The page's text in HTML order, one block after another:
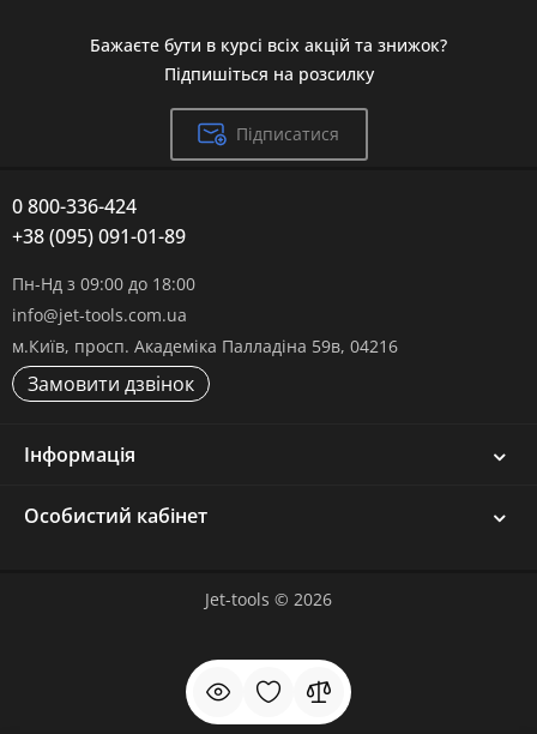
Бажаєте бути в курсі всіх акцій та знижок?
Підпишіться на розсилку
Підписатися
0 800-336-424
+38 (095) 091-01-89
Пн-Нд з 09:00 до 18:00
info@jet-tools.com.ua
м.Київ, просп. Академіка Палладіна 59в, 04216
Замовити дзвінок
Інформація
Особистий кабінет
Jet-tools © 2026